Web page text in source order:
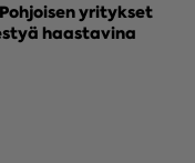
yritykset
haastavina